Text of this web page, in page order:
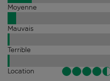
Moyenne
Mauvais
Terrible
Location